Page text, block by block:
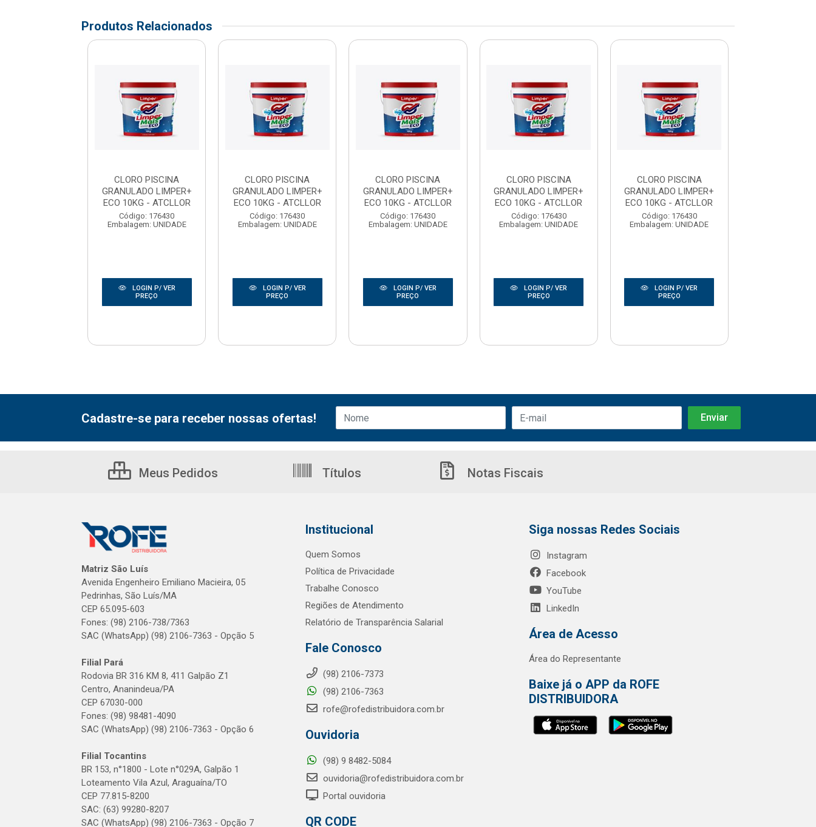
Produtos Relacionados
CLORO PISCINA
GRANULADO LIMPER+
ECO 10KG - ATCLLOR
Código: 176430
Embalagem: UNIDADE
LOGIN P/ VER
PREÇO
CLORO PISCINA
GRANULADO LIMPER+
ECO 10KG - ATCLLOR
Código: 176430
Embalagem: UNIDADE
LOGIN P/ VER
PREÇO
CLORO PISCINA
GRANULADO LIMPER+
ECO 10KG - ATCLLOR
Código: 176430
Embalagem: UNIDADE
LOGIN P/ VER
PREÇO
CLORO PISCINA
GRANULADO LIMPER+
ECO 10KG - ATCLLOR
Código: 176430
Embalagem: UNIDADE
LOGIN P/ VER
PREÇO
CLORO PISCINA
GRANULADO LIMPER+
ECO 10KG - ATCLLOR
Código: 176430
Embalagem: UNIDADE
LOGIN P/ VER
PREÇO
Cadastre-se para receber nossas ofertas!
Meus Pedidos Títulos Notas Fiscais
Matriz São Luís
Avenida Engenheiro Emiliano Macieira, 05
Pedrinhas, São Luís/MA
CEP 65.095-603
Fones: (98) 2106-738/7363
SAC (WhatsApp) (98) 2106-7363 - Opção 5
Filial Pará
Rodovia BR 316 KM 8, 411 Galpão Z1
Centro, Ananindeua/PA
CEP 67030-000
Fones: (98) 98481-4090
SAC (WhatsApp) (98) 2106-7363 - Opção 6
Filial Tocantins
BR 153, n°1800 - Lote n°029A, Galpão 1
Loteamento Vila Azul, Araguaína/TO
CEP 77.815-8200
SAC: (63) 99280-8207
SAC (WhatsApp) (98) 2106-7363 - Opção 7
Institucional
Quem Somos
Política de Privacidade
Trabalhe Conosco
Regiões de Atendimento
Relatório de Transparência Salarial
Fale Conosco
(98) 2106-7373
(98) 2106-7363
rofe@rofedistribuidora.com.br
Ouvidoria
(98) 9 8482-5084
ouvidoria@rofedistribuidora.com.br
Portal ouvidoria
QR CODE
Siga nossas Redes Sociais
Instagram
Facebook
YouTube
LinkedIn
Área de Acesso
Área do Representante
Baixe já o APP da ROFE
DISTRIBUIDORA